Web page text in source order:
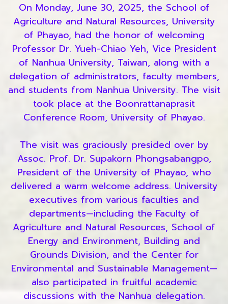
On Monday, June 30, 2025, the School of
Agriculture and Natural Resources, University
of Phayao, had the honor of welcoming
Professor Dr. Yueh-Chiao Yeh, Vice President
of Nanhua University, Taiwan, along with a
delegation of administrators, faculty members,
and students from Nanhua University. The visit
took place at the Boonrattanaprasit
Conference Room, University of Phayao.
The visit was graciously presided over by
Assoc. Prof. Dr. Supakorn Phongsabangpo,
President of the University of Phayao, who
delivered a warm welcome address. University
executives from various faculties and
departments—including the Faculty of
Agriculture and Natural Resources, School of
Energy and Environment, Building and
Grounds Division, and the Center for
Environmental and Sustainable Management—
also participated in fruitful academic
discussions with the Nanhua delegation.